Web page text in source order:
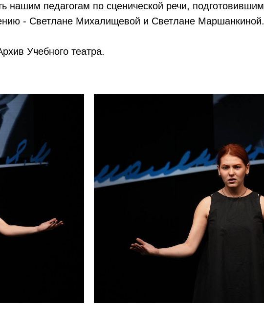
нашим педагогам по сценической речи, подготовившим
- Светлане Михалищевой и Светлане Маршанкиной.
Учебного театра.